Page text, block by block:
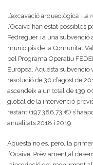
L’excavació arqueològica i
l’Ocaive han estat possibles
Pedreguer i a una subvenció
municipis de la Comunitat
pel Programa Operatiu
Europea. Aquesta subvenció
resolució de 30 d’agost de
ascendeix a un total de
global de la intervenció
restant (197.386,73 €)
anualitats 2018 i 2019.
Aquesta no és, però, la
l’Ocaive. Prèviament,al